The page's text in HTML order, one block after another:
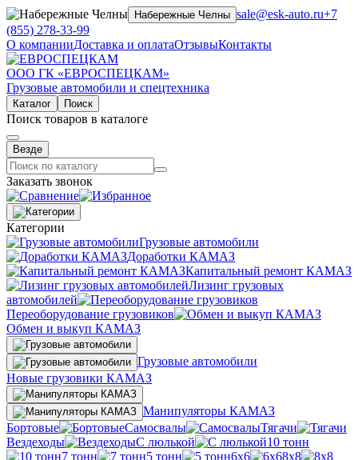
Набережные Челны sale@esk-auto.ru+7
(855) 278-33-99
О компанииДоставка и оплатаОтзывыКонтакты
ООО ГК «ЕВРОСПЕЦКАМ»
Грузовые автомобили и спецтехника
Каталог Поиск
Поиск товаров в каталоге
Везде
Заказать звонок
Категории
Грузовые автомобили
Доработки КАМАЗ
Капитальный ремонт КАМАЗ
Лизинг грузовых
автомобилей
Переоборудование грузовиков
Обмен и выкуп КАМАЗ
Грузовые автомобили
Новые грузовики КАМАЗ
Манипуляторы КАМАЗ
Бортовые
Самосвалы
Тягачи
Вездеходы
С люлькой
10 тонн
7 тонн
5 тонн 6х6 8х8